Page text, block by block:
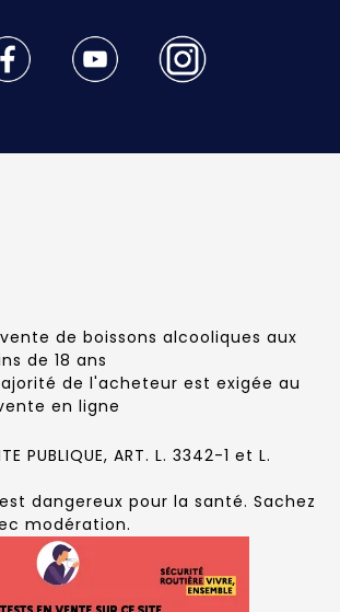
de boissons alcooliques aux
de 18 ans
de l'acheteur est exigée au
en ligne
PUBLIQUE, ART. L. 3342-1 et L.
dangereux pour la santé. Sachez
modération.